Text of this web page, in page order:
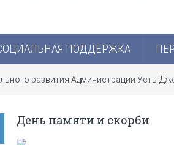
ПОДДЕРЖКА
развития Администрации Усть-
День памяти и скорби